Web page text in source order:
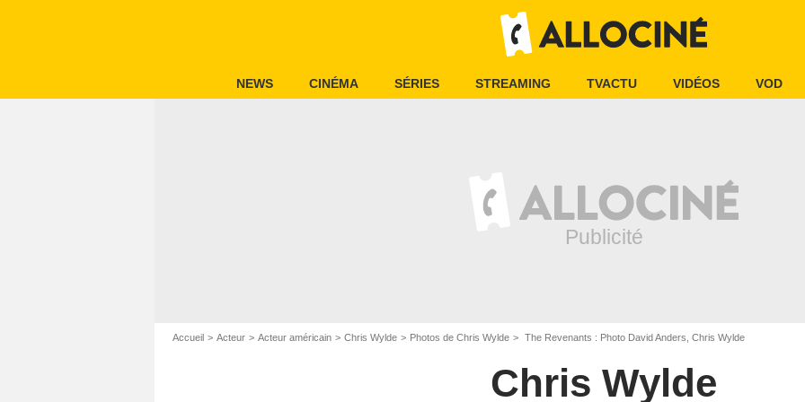
NEWS CINÉMA SÉRIES STREAMING TVACTU VIDÉOS VOD
Accueil Acteur Acteur américain Chris Wylde Photos de Chris Wylde The Revenants : Photo David Anders, Chris Wylde
Chris Wylde